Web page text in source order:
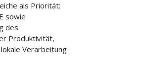
als Priorität:
sowie
des
Produktivität,
Verarbeitung